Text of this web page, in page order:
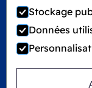
Stockage
Données
©2026Ecobliss
Locked4Kids fait